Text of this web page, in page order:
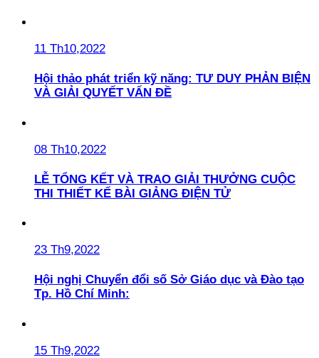
11 Th10,2022
Hội thảo phát triển kỹ năng: TƯ DUY PHẢN BIỆN
VÀ GIẢI QUYẾT VẤN ĐỀ
08 Th10,2022
LỄ TỔNG KẾT VÀ TRAO GIẢI THƯỞNG CUỘC
THI THIẾT KẾ BÀI GIẢNG ĐIỆN TỬ
23 Th9,2022
Hội nghị Chuyển đổi số Sở Giáo dục và Đào tạo
Tp. Hồ Chí Minh:
15 Th9,2022